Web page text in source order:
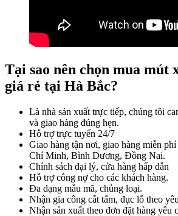
Tại sao nên chọn mua mút
giá rẻ tại Hà Bắc?
Là nhà sản xuất trực tiếp, chúng tôi
và giao hàng đúng hẹn.
Hỗ trợ trực tuyến 24/7
Giao hàng tận nơi, giao hàng miễn
Chí Minh, Bình Dương, Đồng Nai.
Chính sách đại lý, cửa hàng hấp dẫn
Hỗ trợ công nợ cho các khách hàng.
Đa dạng mẫu mã, chủng loại.
Nhận gia công cắt tấm, đục lỗ theo
Nhận sản xuất theo đơn đặt hàng yêu